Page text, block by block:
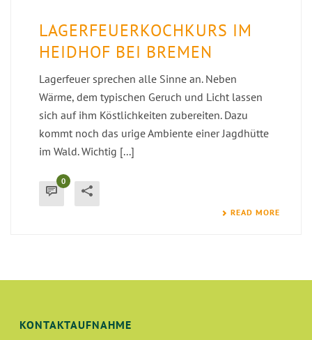
LAGERFEUERKOCHKURS IM
HEIDHOF BEI BREMEN
Lagerfeuer sprechen alle Sinne an. Neben
Wärme, dem typischen Geruch und Licht lassen
sich auf ihm Köstlichkeiten zubereiten. Dazu
kommt noch das urige Ambiente einer Jagdhütte
im Wald. Wichtig [...]
0
READ MORE
KONTAKTAUFNAHME